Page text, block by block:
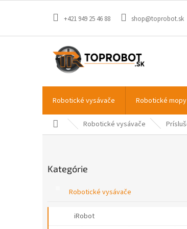
+421 949 25 46 88 shop@toprobot.sk
Robotické vysávače Robotické mopy
DomovRobotické vysávače
kategórie
Kategórie
Robotické vysávače
iRobot